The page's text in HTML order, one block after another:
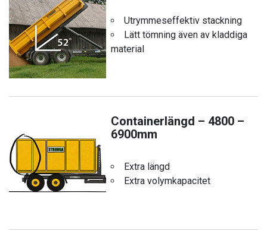
Utrymmeseffektiv stackning
Lätt tömning även av kladdiga
material
Containerlängd – 4800 –
6900mm
Extra längd
Extra volymkapacitet